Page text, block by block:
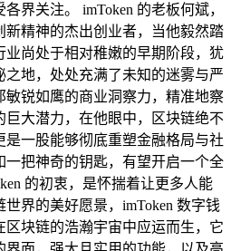
界关注。 imToken 的老板何斌，
新精神的杰出创业者，当他毅然踏
业尚处于相对稚嫩的早期阶段，犹
地，处处充满了未知的迷雾与严
敏锐如鹰的商业洞察力，精准地察
巨大潜力，在他眼中，区块链绝不
一股能够彻底重塑金融格局与社
一把神奇的钥匙，有望开启一个全
的初衷，是怀揣着让更多人能
界的美好愿景，imToken 数字钱
块链的浩瀚宇宙中应运而生，它